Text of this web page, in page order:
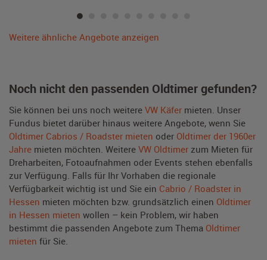
Weitere ähnliche Angebote anzeigen
Noch nicht den passenden Oldtimer gefunden?
Sie können bei uns noch weitere VW Käfer mieten. Unser
Fundus bietet darüber hinaus weitere Angebote, wenn Sie
Oldtimer Cabrios / Roadster mieten oder Oldtimer der 1960er
Jahre mieten möchten. Weitere VW Oldtimer zum Mieten für
Dreharbeiten, Fotoaufnahmen oder Events stehen ebenfalls
zur Verfügung. Falls für Ihr Vorhaben die regionale
Verfügbarkeit wichtig ist und Sie ein Cabrio / Roadster in
Hessen mieten möchten bzw. grundsätzlich einen Oldtimer
in Hessen mieten wollen – kein Problem, wir haben
bestimmt die passenden Angebote zum Thema Oldtimer
mieten für Sie.